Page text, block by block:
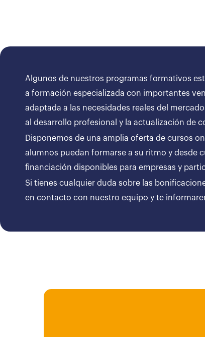
Algunos de nuestros programas formativos
a formación especializada con importantes
adaptada a las necesidades reales del
al desarrollo profesional y la actualización de
Disponemos de una amplia oferta de cursos
alumnos puedan formarse a su ritmo y desde
financiación disponibles para empresas y
Si tienes cualquier duda sobre las
en contacto con nuestro equipo y te